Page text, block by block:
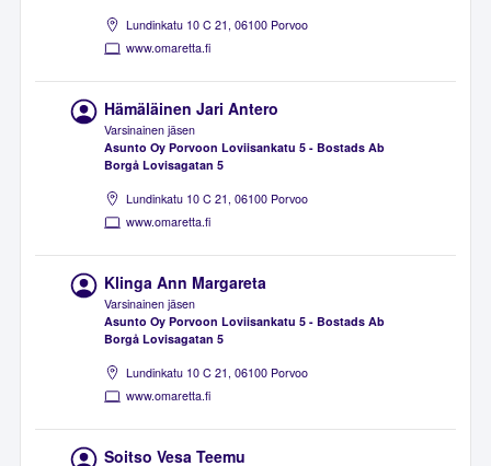
Lundinkatu 10 C 21, 06100 Porvoo
www.omaretta.fi
Hämäläinen Jari Antero
Varsinainen jäsen
Asunto Oy Porvoon Loviisankatu 5 - Bostads Ab
Borgå Lovisagatan 5
Lundinkatu 10 C 21, 06100 Porvoo
www.omaretta.fi
Klinga Ann Margareta
Varsinainen jäsen
Asunto Oy Porvoon Loviisankatu 5 - Bostads Ab
Borgå Lovisagatan 5
Lundinkatu 10 C 21, 06100 Porvoo
www.omaretta.fi
Soitso Vesa Teemu